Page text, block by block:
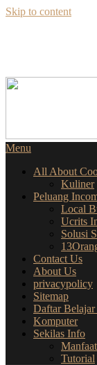
Skip to content
Menu
All About
Kuliner
Peluang
Local
Ucrits
Solusi
Contact Us
About Us
privacypolicy
Sitemap
Daftar
Komputer
Sekilas Info
Manfaat
Tutorial